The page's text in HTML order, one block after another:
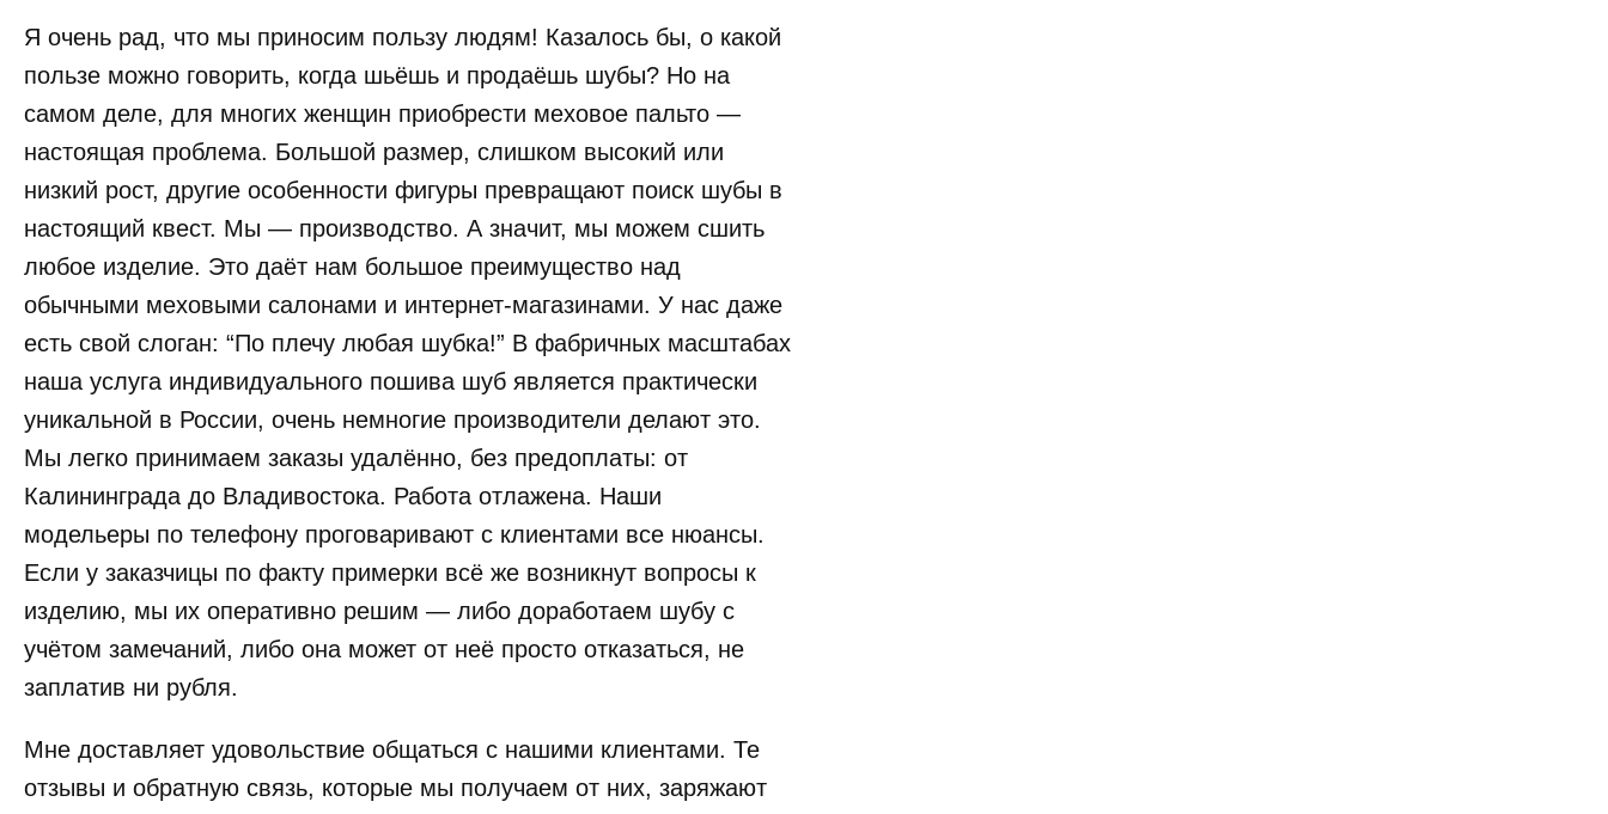
Я очень рад, что мы приносим пользу людям! Казалось бы, о какой
пользе можно говорить, когда шьёшь и продаёшь шубы? Но на
самом деле, для многих женщин приобрести меховое пальто —
настоящая проблема. Большой размер, слишком высокий или
низкий рост, другие особенности фигуры превращают поиск шубы в
настоящий квест. Мы — производство. А значит, мы можем сшить
любое изделие. Это даёт нам большое преимущество над
обычными меховыми салонами и интернет-магазинами. У нас даже
есть свой слоган: “По плечу любая шубка!” В фабричных масштабах
наша услуга индивидуального пошива шуб является практически
уникальной в России, очень немногие производители делают это.
Мы легко принимаем заказы удалённо, без предоплаты: от
Калининграда до Владивостока. Работа отлажена. Наши
модельеры по телефону проговаривают с клиентами все нюансы.
Если у заказчицы по факту примерки всё же возникнут вопросы к
изделию, мы их оперативно решим — либо доработаем шубу с
учётом замечаний, либо она может от неё просто отказаться, не
заплатив ни рубля.
Мне доставляет удовольствие общаться с нашими клиентами. Те
отзывы и обратную связь, которые мы получаем от них, заряжают